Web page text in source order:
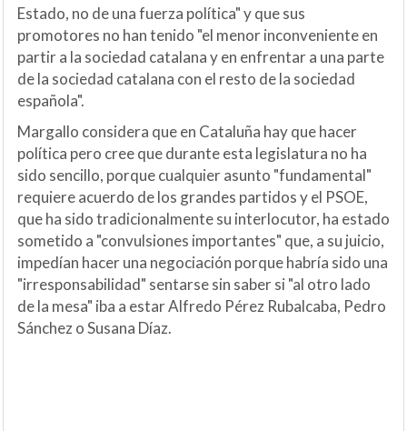
Estado, no de una fuerza política" y que sus
promotores no han tenido "el menor inconveniente en
partir a la sociedad catalana y en enfrentar a una parte
de la sociedad catalana con el resto de la sociedad
española".
Margallo considera que en Cataluña hay que hacer
política pero cree que durante esta legislatura no ha
sido sencillo, porque cualquier asunto "fundamental"
requiere acuerdo de los grandes partidos y el PSOE,
que ha sido tradicionalmente su interlocutor, ha estado
sometido a "convulsiones importantes" que, a su juicio,
impedían hacer una negociación porque habría sido una
"irresponsabilidad" sentarse sin saber si "al otro lado
de la mesa" iba a estar Alfredo Pérez Rubalcaba, Pedro
Sánchez o Susana Díaz.